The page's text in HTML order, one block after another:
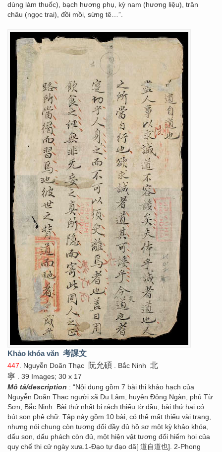
dùng làm thuốc), bạch hương phụ, kỳ nam (hương liệu), trân
châu (ngọc trai), đồi mồi, sừng tê…”.
Khảo khóa văn 考課文
447. Nguyễn Doãn Thạc 阮允碩 . Bắc Ninh 北
寧 . 39 Images; 30 x 17
Mô tả/description : “Nội dung gồm 7 bài thi khảo hạch của
Nguyễn Doãn Thạc người xã Du Lâm, huyện Đông Ngàn, phủ Từ
Sơn, Bắc Ninh. Bài thứ nhất bị rách thiếu tờ đầu, bài thứ hai có
bút son phê chữ. Tập này gồm 10 bài, có thể mất thiếu vài trang,
nhưng nói chung còn tương đối đầy đủ hồ sơ một kỳ khảo khóa,
dấu son, dấu phách còn đủ, một hiện vật tương đối hiếm hoi của
quy chế thi cử ngày xưa.1-Đạo tự đạo dã[ 道自道也]. 2-Phong